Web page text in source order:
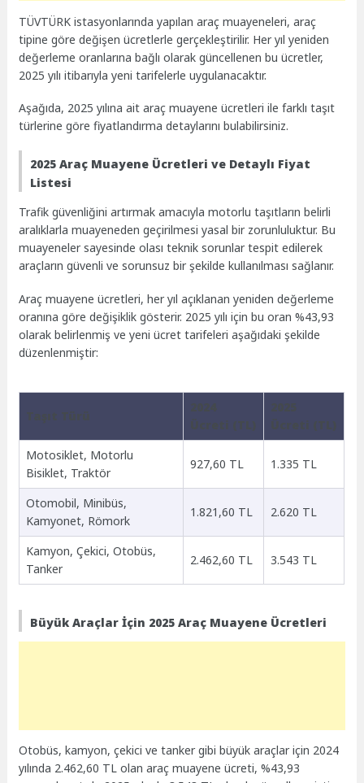
TÜVTÜRK istasyonlarında yapılan araç muayeneleri, araç
tipine göre değişen ücretlerle gerçekleştirilir. Her yıl yeniden
değerleme oranlarına bağlı olarak güncellenen bu ücretler,
2025 yılı itibarıyla yeni tarifelerle uygulanacaktır.
Aşağıda, 2025 yılına ait araç muayene ücretleri ile farklı taşıt
türlerine göre fiyatlandırma detaylarını bulabilirsiniz.
2025 Araç Muayene Ücretleri ve Detaylı Fiyat
Listesi
Trafik güvenliğini artırmak amacıyla motorlu taşıtların belirli
aralıklarla muayeneden geçirilmesi yasal bir zorunluluktur. Bu
muayeneler sayesinde olası teknik sorunlar tespit edilerek
araçların güvenli ve sorunsuz bir şekilde kullanılması sağlanır.
Araç muayene ücretleri, her yıl açıklanan yeniden değerleme
oranına göre değişiklik gösterir. 2025 yılı için bu oran %43,93
olarak belirlenmiş ve yeni ücret tarifeleri aşağıdaki şekilde
düzenlenmiştir:
Motosiklet, Motorlu
Bisiklet, Traktör
927,60 TL 1.335 TL
Otomobil, Minibüs,
Kamyonet, Römork
1.821,60 TL 2.620 TL
Kamyon, Çekici, Otobüs,
Tanker
2.462,60 TL 3.543 TL
Büyük Araçlar İçin 2025 Araç Muayene Ücretleri
Otobüs, kamyon, çekici ve tanker gibi büyük araçlar için 2024
yılında 2.462,60 TL olan araç muayene ücreti, %43,93